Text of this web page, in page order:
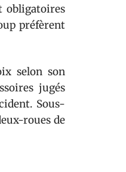
obligatoires
préfèrent
selon son
jugés
Sous-
roues de